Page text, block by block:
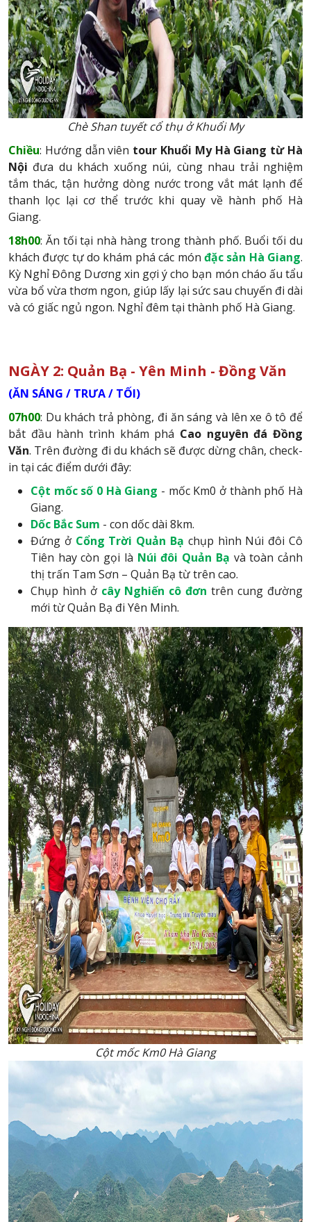
Chè Shan tuyết cổ thụ ở Khuổi My
Chiều: Hướng dẫn viên tour Khuổi My Hà Giang từ Hà
Nội đưa du khách xuống núi, cùng nhau trải nghiệm
tắm thác, tận hưởng dòng nước trong vắt mát lạnh để
thanh lọc lại cơ thể trước khi quay về hành phố Hà
Giang.
18h00: Ăn tối tại nhà hàng trong thành phố. Buổi tối du
khách được tự do khám phá các món đặc sản Hà Giang.
Kỳ Nghỉ Đông Dương xin gợi ý cho bạn món cháo ấu tẩu
vừa bổ vừa thơm ngon, giúp lấy lại sức sau chuyến đi dài
và có giấc ngủ ngon. Nghỉ đêm tại thành phố Hà Giang.
NGÀY 2: Quản Bạ - Yên Minh - Đồng Văn
(ĂN SÁNG / TRƯA / TỐI)
07h00: Du khách trả phòng, đi ăn sáng và lên xe ô tô để
bắt đầu hành trình khám phá Cao nguyên đá Đồng
Văn. Trên đường đi du khách sẽ được dừng chân, check-
in tại các điểm dưới đây:
Cột mốc số 0 Hà Giang - mốc Km0 ở thành phố Hà
Giang.
Dốc Bắc Sum - con dốc dài 8km.
Đứng ở Cổng Trời Quản Bạ chụp hình Núi đôi Cô
Tiên hay còn gọi là Núi đôi Quản Bạ và toàn cảnh
thị trấn Tam Sơn – Quản Bạ từ trên cao.
Chụp hình ở cây Nghiến cô đơn trên cung đường
mới từ Quản Bạ đi Yên Minh.
Cột mốc Km0 Hà Giang